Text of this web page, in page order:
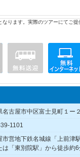
ります。実際のツアーにてご
名古屋市中区富士見町１ー
1101
市営地下鉄名城線「上前津
は「東別院駅」から徒歩約